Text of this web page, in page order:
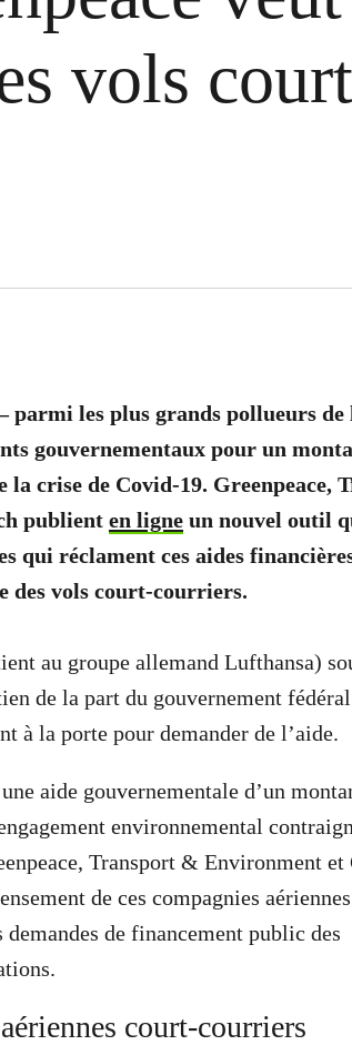
vols
parmi les plus grands pollueurs de
gouvernementaux pour un
la crise de Covid-19. Greenpeace,
publient en ligne un nouvel outil
qui réclament ces aides
des vols court-courriers.
au groupe allemand Lufthansa)
de la part du gouvernement
à la porte pour demander de l’aide.
aide gouvernementale d’un
environnemental
Transport & Environment et
de ces compagnies
de financement public des
court-courriers